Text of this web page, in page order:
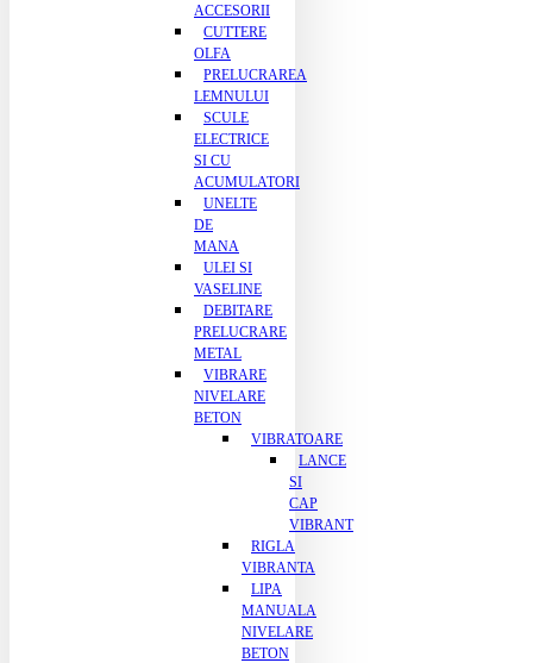
ACCESORII
CUTTERE
OLFA
PRELUCRAREA
LEMNULUI
SCULE
ELECTRICE
SI CU
ACUMULATORI
UNELTE
DE
MANA
ULEI SI
VASELINE
DEBITARE
PRELUCRARE
METAL
VIBRARE
NIVELARE
BETON
VIBRATOARE
LANCE
SI
CAP
VIBRANT
RIGLA
VIBRANTA
LIPA
MANUALA
NIVELARE
BETON